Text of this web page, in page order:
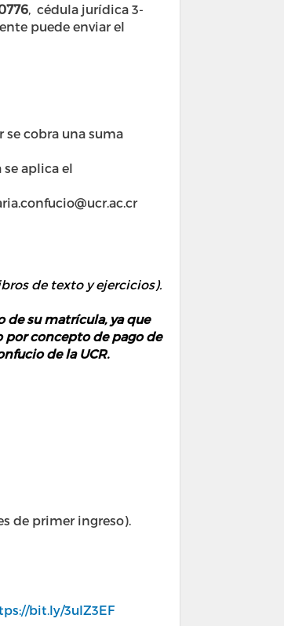
, cédula jurídica 3-
puede enviar el
se cobra una suma
aplica el
de texto y ejercicios).
de su matrícula, ya que
concepto de pago de
de la UCR.
de primer ingreso).
bit.ly/3uIZ3EF